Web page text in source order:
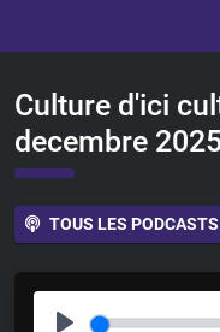
Culture d'ici
decembre
TOUS LES PODCASTS